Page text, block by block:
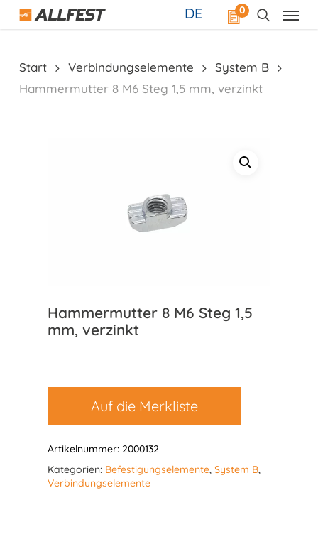
Skip
0
DE
Start Verbindungselemente
System B
Hammermutter 8 M6 Steg 1,5 mm, verzinkt
Hammermutter 8 M6 Steg 1,5
mm, verzinkt
Auf die Merkliste
Artikelnummer: 2000132
Kategorien: Befestigungselemente, System B,
Verbindungselemente